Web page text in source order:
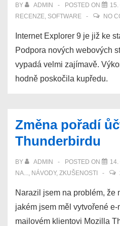
jiném
BY ADMIN POSTED ON 15.
RECENZE, SOFTWARE NO
Internet Explorer 9 je již ke
Podpora nových webových
vypadá velmi zajímavě.
hodně poskočila kupředu.
Změna pořadí
Thunderbirdu
BY ADMIN POSTED ON 14.
NA..., NÁVODY, ZKUŠENOSTI
Narazil jsem na problém, že
jakém jsem měl vytvořené
mailovém klientovi Mozilla